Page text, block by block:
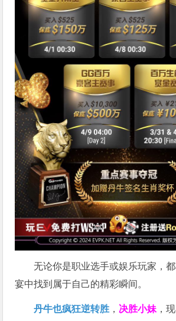
无论你是职业选手或娱乐玩家，
宴中找到属于自己的精彩瞬间。
丹牛也疯狂逆转胜 ， 决胜小妹 ，